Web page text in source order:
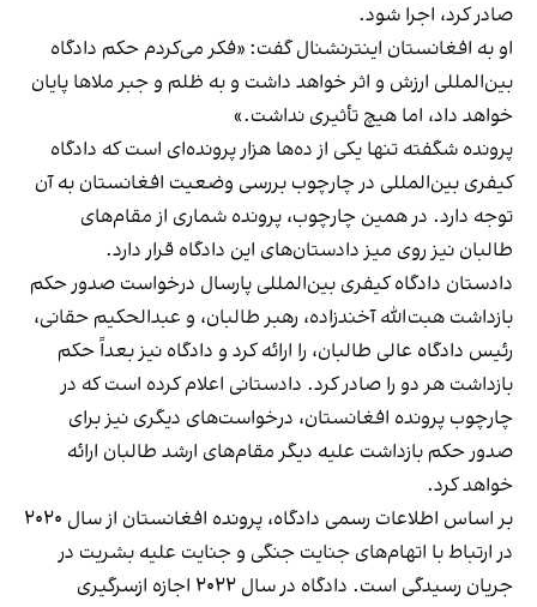
صادر کرد، اجرا شود.
او به افغانستان اینترنشنال گفت: «فکر می‌کردم حکم دادگاه
بین‌المللی ارزش و اثر خواهد داشت و به ظلم و جبر ملاها پایان
خواهد داد، اما هیچ تأثیری نداشت.»
پرونده شگفته تنها یکی از ده‌ها هزار پرونده‌ای است که دادگاه
کیفری بین‌المللی در چارچوب بررسی وضعیت افغانستان به آن
توجه دارد. در همین چارچوب، پرونده شماری از مقام‌های
طالبان نیز روی میز دادستان‌های این دادگاه قرار دارد.
دادستان دادگاه کیفری بین‌المللی پارسال درخواست صدور حکم
بازداشت هبت‌الله آخندزاده، رهبر طالبان، و عبدالحکیم حقانی،
رئیس دادگاه عالی طالبان، را ارائه کرد و دادگاه نیز بعداً حکم
بازداشت هر دو را صادر کرد. دادستانی اعلام کرده است که در
چارچوب پرونده افغانستان، درخواست‌های دیگری نیز برای
صدور حکم بازداشت علیه دیگر مقام‌های ارشد طالبان ارائه
خواهد کرد.
بر اساس اطلاعات رسمی دادگاه، پرونده افغانستان از سال ۲۰۲۰
در ارتباط با اتهام‌های جنایت جنگی و جنایت علیه بشریت در
جریان رسیدگی است. دادگاه در سال ۲۰۲۲ اجازه ازسرگیری